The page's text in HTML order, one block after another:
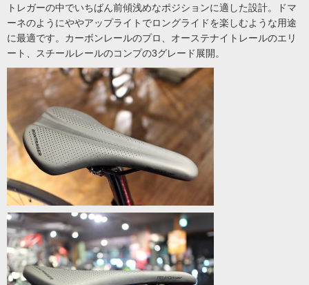
トレガーの中でいちばん前傾浅めなポジションに適した設計。ドマ
ーネのようにややアップライトでロングライドを楽しむような用途
に最適です。カーボンレールのプロ、オーステナイトレールのエリ
ート、スチールレールのコンプの3グレード展開。